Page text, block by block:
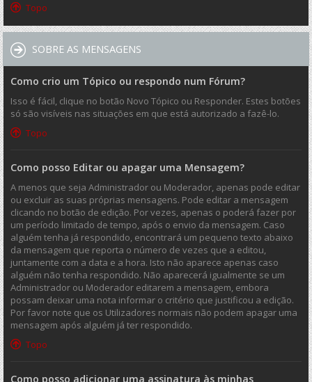
Topo
SOBRE AS MENSAGENS
Como crio um Tópico ou respondo num Fórum?
Isso é fácil, clique no botão Novo Tópico ou Responder. Estes botões
só são visíveis nas situações em que está autorizado a fazê-lo.
Topo
Como posso Editar ou apagar uma Mensagem?
A menos que seja Administrador ou Moderador, apenas pode editar
ou excluir as suas próprias mensagens. Pode editar a mensagem
clicando no botão de edição. Por vezes, apenas o poderá fazer por
um período limitado de tempo, após o envio da mensagem. Caso
alguém tenha já respondido, encontrará um pequeno texto abaixo
da mensagem que reporta o número de vezes que a editou,
juntamente com a data e a hora. Isto não aparece apenas caso
alguém não tenha respondido. Não aparecerá igualmente se um
Administrador ou Moderador editarem a mensagem, embora
possam deixar uma nota informar o critério que justificou a edição.
Por favor note que os Utilizadores normais não podem apagar uma
mensagem após alguém já ter respondido.
Topo
Como posso adicionar uma assinatura às minhas